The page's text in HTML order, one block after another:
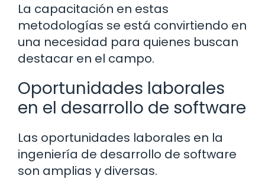
La capacitación en estas
metodologías se está convirtiendo en
una necesidad para quienes buscan
destacar en el campo.
Oportunidades laborales
en el desarrollo de software
Las oportunidades laborales en la
ingeniería de desarrollo de software
son amplias y diversas.